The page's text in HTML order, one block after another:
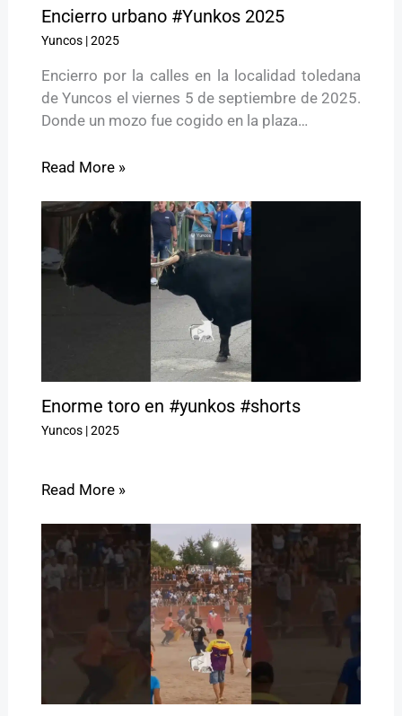
Encierro urbano #Yunkos 2025
Yuncos|2025
Encierro por la calles en la localidad toledana
de Yuncos el viernes 5 de septiembre de 2025.
Donde un mozo fue cogido en la plaza…
Read More »
Enorme toro en #yunkos #shorts
Yuncos|2025
Read More »